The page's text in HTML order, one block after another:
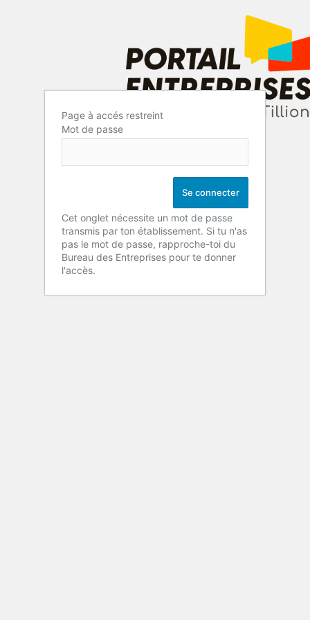
Page à accés restreint
Mot de passe
Cet onglet nécessite un mot de passe
transmis par ton établissement. Si tu n'as
pas le mot de passe, rapproche-toi du
Bureau des Entreprises pour te donner
l'accès.